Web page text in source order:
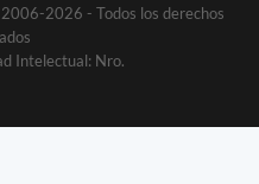
2006-2026 - Todos los derechos
Intelectual: Nro.